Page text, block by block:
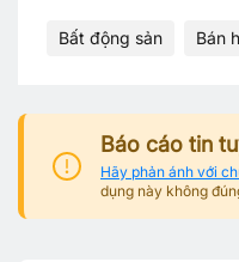
Bất động sản Bán
Báo cáo tin
Hãy phản ánh với
dụng này không